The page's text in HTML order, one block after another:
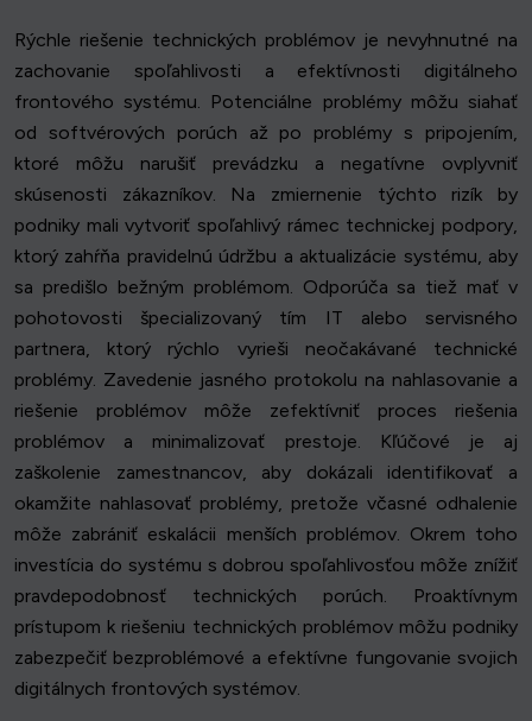
Rýchle riešenie technických problémov je nevyhnutné na
zachovanie spoľahlivosti a efektívnosti digitálneho
frontového systému. Potenciálne problémy môžu siahať
od softvérových porúch až po problémy s pripojením,
ktoré môžu narušiť prevádzku a negatívne ovplyvniť
skúsenosti zákazníkov. Na zmiernenie týchto rizík by
podniky mali vytvoriť spoľahlivý rámec technickej podpory,
ktorý zahŕňa pravidelnú údržbu a aktualizácie systému, aby
sa predišlo bežným problémom. Odporúča sa tiež mať v
pohotovosti špecializovaný tím IT alebo servisného
partnera, ktorý rýchlo vyrieši neočakávané technické
problémy. Zavedenie jasného protokolu na nahlasovanie a
riešenie problémov môže zefektívniť proces riešenia
problémov a minimalizovať prestoje. Kľúčové je aj
zaškolenie zamestnancov, aby dokázali identifikovať a
okamžite nahlasovať problémy, pretože včasné odhalenie
môže zabrániť eskalácii menších problémov. Okrem toho
investícia do systému s dobrou spoľahlivosťou môže znížiť
pravdepodobnosť technických porúch. Proaktívnym
prístupom k riešeniu technických problémov môžu podniky
zabezpečiť bezproblémové a efektívne fungovanie svojich
digitálnych frontových systémov.